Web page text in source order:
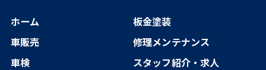
ホーム
車販売
車検
板金塗装
修理メンテナンス
スタッフ紹介・求人